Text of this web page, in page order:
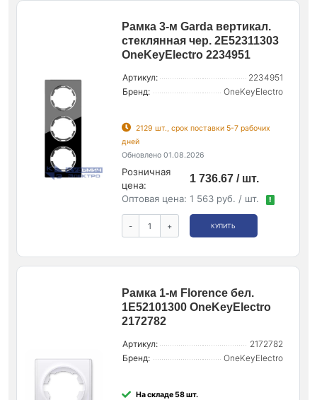
Рамка 3-м Garda вертикал.
стеклянная чер. 2E52311303
OneKeyElectro 2234951
Артикул:
2234951
Бренд:
OneKeyElectro
2129 шт., срок поставки 5-7 рабочих
дней
Обновлено 01.08.2026
Розничная
цена:
1 736.67 / шт.
Оптовая цена: 1 563 руб. / шт. !
- + КУПИТЬ
Рамка 1-м Florence бел.
1E52101300 OneKeyElectro
2172782
Артикул:
2172782
Бренд:
OneKeyElectro
На складе 58 шт.